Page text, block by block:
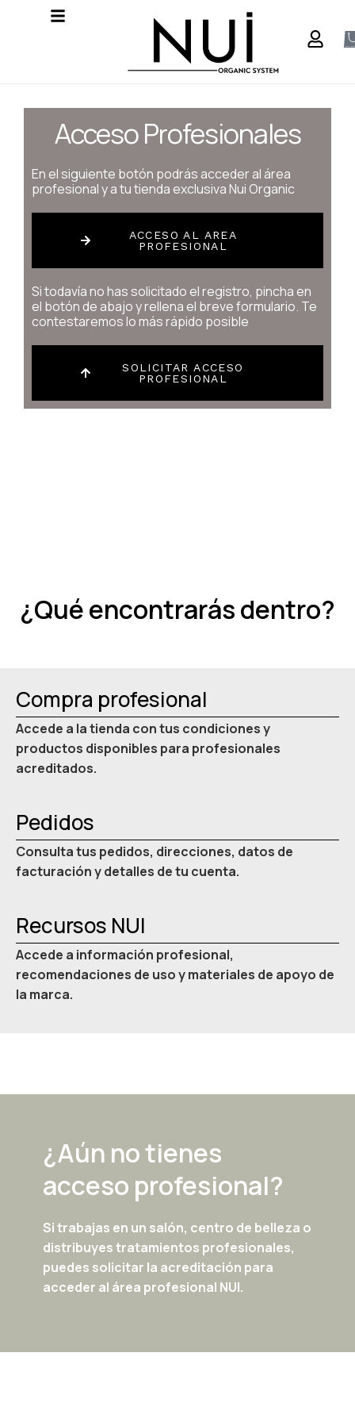
Acceso Profesionales
En el siguiente botón podrás acceder al área
profesional y a tu tienda exclusiva Nui Organic
ACCESO AL AREA
PROFESIONAL
Si todavía no has solicitado el registro, pincha en
el botón de abajo y rellena el breve formulario. Te
contestaremos lo más rápido posible
SOLICITAR ACCESO
PROFESIONAL
¿Qué encontrarás dentro?
Compra profesional
Accede a la tienda con tus condiciones y
productos disponibles para profesionales
acreditados.
Pedidos
Consulta tus pedidos, direcciones, datos de
facturación y detalles de tu cuenta.
Recursos NUI
Accede a información profesional,
recomendaciones de uso y materiales de apoyo de
la marca.
¿Aún no tienes
acceso profesional?
Si trabajas en un salón, centro de belleza o
distribuyes tratamientos profesionales,
puedes solicitar la acreditación para
acceder al área profesional NUI.